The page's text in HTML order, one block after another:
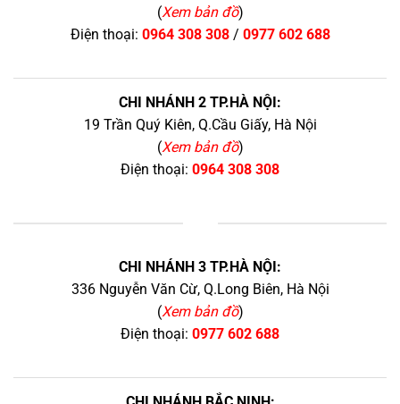
(Xem bản đồ)
Điện thoại: 0964 308 308/ 0977 602 688
CHI NHÁNH 2 TP.HÀ NỘI:
19 Trần Quý Kiên, Q.Cầu Giấy, Hà Nội
(Xem bản đồ)
Điện thoại: 0964 308 308
CHI NHÁNH 3 TP.HÀ NỘI:
336 Nguyễn Văn Cừ, Q.Long Biên, Hà Nội
(Xem bản đồ)
Điện thoại: 0977 602 688